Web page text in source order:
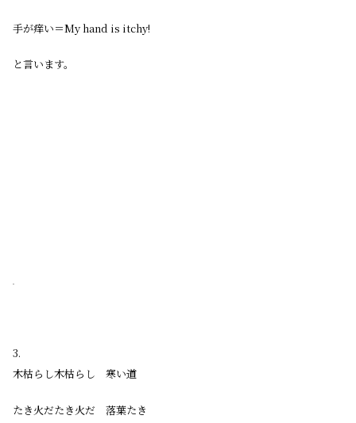
手が痒い＝My hand is itchy!
と言います。
3.
木枯らし木枯らし 寒い道
たき火だたき火だ 落葉たき